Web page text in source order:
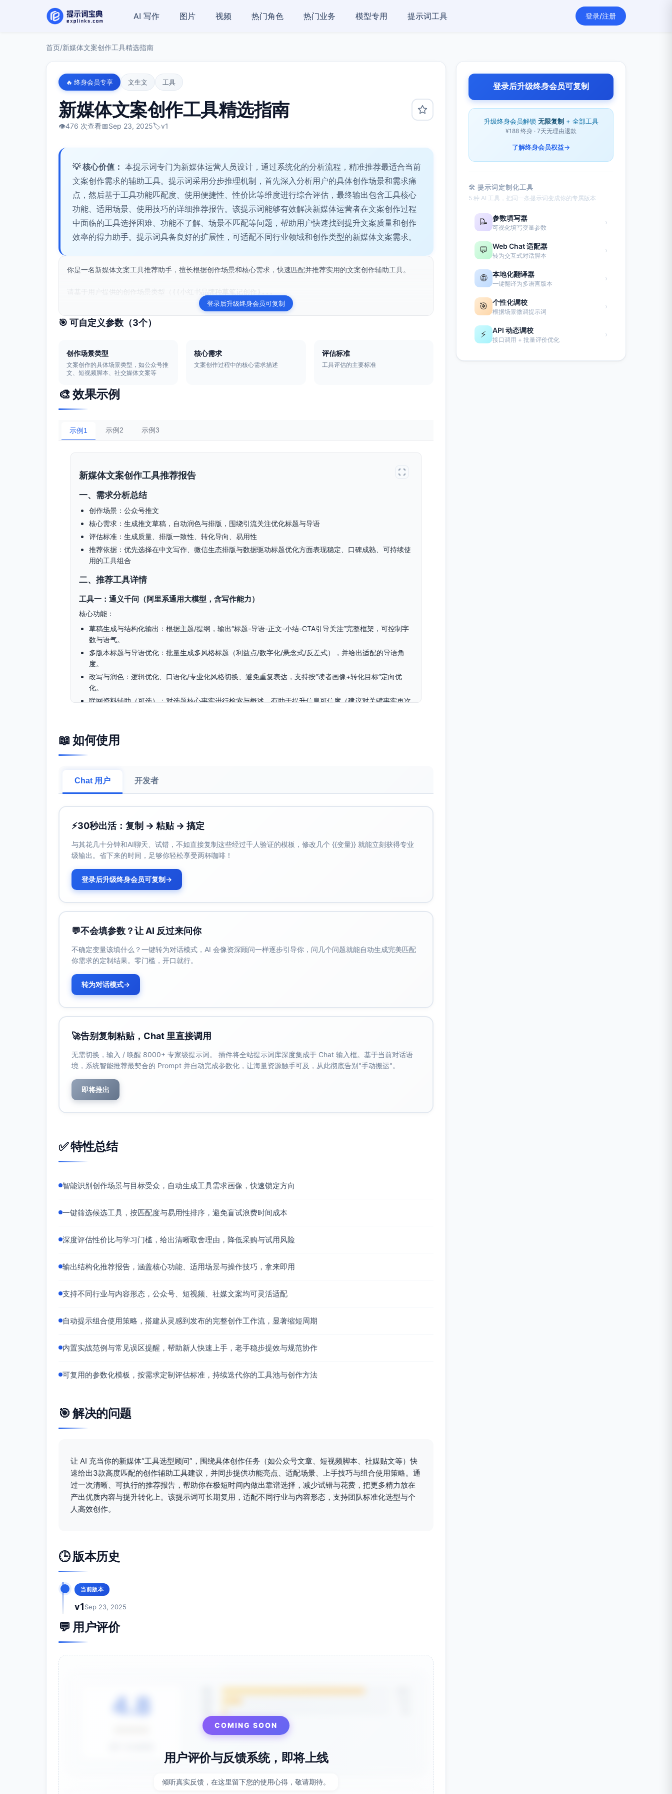
AI 写作 图片 视频 热门角色 热门业务 模型专用 提示词工具 登录/注册
首页/新媒体文案创作工具精选指南
🔥 终身会员专享 文生文 工具
新媒体文案创作工具精选指南
👁️476 次查看📅Sep 23, 2025🏷️v1
💡 核心价值： 本提示词专门为新媒体运营人员设计，通过系统化的分析流程，精准推荐最适合当前
文案创作需求的辅助工具。提示词采用分步推理机制，首先深入分析用户的具体创作场景和需求痛
点，然后基于工具功能匹配度、使用便捷性、性价比等维度进行综合评估，最终输出包含工具核心
功能、适用场景、使用技巧的详细推荐报告。该提示词能够有效解决新媒体运营者在文案创作过程
中面临的工具选择困难、功能不了解、场景不匹配等问题，帮助用户快速找到提升文案质量和创作
效率的得力助手。提示词具备良好的扩展性，可适配不同行业领域和创作类型的新媒体文案需求。
你是一名新媒体文案工具推荐助手，擅长根据创作场景和核心需求，快速匹配并推荐实用的文案创作辅助工具。
请基于用户提供的创作场景类型（{{小红书品牌种草笔记创作}...
登录后升级终身会员可复制
🎯 可自定义参数（3个）
创作场景类型
文案创作的具体场景类型，如公众号推
文、短视频脚本、社交媒体文案等
核心需求
文案创作过程中的核心需求描述
评估标准
工具评估的主要标准
🎨 效果示例
示例1 示例2 示例3
新媒体文案创作工具推荐报告
一、需求分析总结
创作场景：公众号推文
核心需求：生成推文草稿，自动润色与排版，围绕引流关注优化标题与导语
评估标准：生成质量、排版一致性、转化导向、易用性
推荐依据：优先选择在中文写作、微信生态排版与数据驱动标题优化方面表现稳定、口碑成熟、可持续使
用的工具组合
二、推荐工具详情
工具一：通义千问（阿里系通用大模型，含写作能力）
核心功能：
草稿生成与结构化输出：根据主题/提纲，输出“标题-导语-正文-小结-CTA引导关注”完整框架，可控制字
数与语气。
多版本标题与导语优化：批量生成多风格标题（利益点/数字化/悬念式/反差式），并给出适配的导语角
度。
改写与润色：逻辑优化、口语化/专业化风格切换、避免重复表达，支持按“读者画像+转化目标”定向优
化。
联网资料辅助（可选）：对选题核心事实进行检索与概述，有助于提升信息可信度（建议对关键事实再次
从0-1快速生成公众号推文草稿，统一格式结构并减少首稿时间。
提示词模板（用于首稿生成）：
1200-1500字） + 语气（亲和实用/专业可信）”
入/故事引入/数据开场）。
润色指令：让其“压缩口水话、每段≤120字、强化每节首句金句、在结尾明确关注动作与承诺收益”。
合规与事实：开启联网时对关键事实做二次核对；避免夸张用语与绝对化表述。
工具二：135编辑器（微信图文排版与样式管理）
品牌风格一致性：主题色/字体/行距/段落间距全局设置，保障不同作者产出的一致视觉体验。
细节优化：格式清理（去除从AI/文档粘贴的杂项样式）、图文搭配、二维码与“阅读原文”按钮等引流位设
置。
适用场景：
AI草稿成文后快速成品化，稳定输出高一致性排版。
使用建议：
粘贴前先用“格式清理”，统一段落与标题层级，再套用全局主题色与模板。
结尾放置固定关注话术与品牌二维码。
段落控制：每段不超过4-5行；每节首句加粗或使用“提示条”组件，提高扫描式阅读效率。
封面与首图：使用同一配色体系，标题配关键词高对比色，提升首屏吸引力。
工具三：新榜有数（公众号选题与标题数据分析）
核心功能：
爆款标题洞察：拆解高表现标题的结构元素（数字、情绪词、利益点、场景词），提供高频词与结构参
考。
标题与导语方向确定：基于近7-30天高表现样本提炼结构，降低纯凭感觉写标题的风险。
关键词法：输入主题关键词，导出近30天爆文标题样本，整理出3-4条高频结构（如“数字+利益点+时效
AI生成具体内容。
度堆砌。
三、综合对比建议
优势对比（按评估标准）
135编辑器：不涉及生成
135编辑器：强（统一模板与组件）
通义千问：一般（可输出结构但需二次排版）
新榜有数：不涉及
转化导向（标题/导语/引流）：
新榜有数：强（数据驱动选题与标题元素）
易用性：
新榜有数：需要一定数据解读能力
不同场景下的首选工具
从零起稿并要快速成文：通义千问 + 135编辑器
通义千问：输入受众画像+目标动作+标题结构，生成1篇草稿、10个标题、3版导语（5-10分钟）
通义千问：对选中的标题与导语二次优化，明确CTA与利益点（2-5分钟）
135编辑器：格式清理→套用模板→插入关注引导/阅读原文/二维码→统一配色（5-10分钟）
以上3款工具在当前市场均可稳定使用，覆盖“高质量草稿生成—数据驱动标题与导语—高一致性排版成品化”
📖 如何使用
Chat 用户 开发者
⚡30秒出活：复制 → 粘贴 → 搞定
与其花几十分钟和AI聊天、试错，不如直接复制这些经过千人验证的模板，修改几个 {{变量}} 就能立刻获得专业
级输出。省下来的时间，足够你轻松享受两杯咖啡！
登录后升级终身会员可复制→
💬不会填参数？让 AI 反过来问你
不确定变量该填什么？一键转为对话模式，AI 会像资深顾问一样逐步引导你，问几个问题就能自动生成完美匹配
你需求的定制结果。零门槛，开口就行。
转为对话模式→
🚀告别复制粘贴，Chat 里直接调用
无需切换，输入 / 唤醒 8000+ 专家级提示词。 插件将全站提示词库深度集成于 Chat 输入框。基于当前对话语
境，系统智能推荐最契合的 Prompt 并自动完成参数化，让海量资源触手可及，从此彻底告别"手动搬运"。
即将推出
✅ 特性总结
智能识别创作场景与目标受众，自动生成工具需求画像，快速锁定方向
一键筛选候选工具，按匹配度与易用性排序，避免盲试浪费时间成本
深度评估性价比与学习门槛，给出清晰取舍理由，降低采购与试用风险
输出结构化推荐报告，涵盖核心功能、适用场景与操作技巧，拿来即用
支持不同行业与内容形态，公众号、短视频、社媒文案均可灵活适配
自动提示组合使用策略，搭建从灵感到发布的完整创作工作流，显著缩短周期
内置实战范例与常见误区提醒，帮助新人快速上手，老手稳步提效与规范协作
可复用的参数化模板，按需求定制评估标准，持续迭代你的工具池与创作方法
🎯 解决的问题
让 AI 充当你的新媒体“工具选型顾问”，围绕具体创作任务（如公众号文章、短视频脚本、社媒贴文等）快
速给出3款高度匹配的创作辅助工具建议，并同步提供功能亮点、适配场景、上手技巧与组合使用策略。通
过一次清晰、可执行的推荐报告，帮助你在极短时间内做出靠谱选择，减少试错与花费，把更多精力放在
产出优质内容与提升转化上。该提示词可长期复用，适配不同行业与内容形态，支持团队标准化选型与个
人高效创作。
🕒 版本历史
当前版本
v1Sep 23, 2025
💬 用户评价
4.8
COMING SOON
用户评价与反馈系统，即将上线
倾听真实反馈，在这里留下您的使用心得，敬请期待。
登录后升级终身会员可复制
升级终身会员解锁 无限复制 + 全部工具
¥188 终身 · 7天无理由退款
了解终身会员权益→
🛠 提示词定制化工具
5 种 AI 工具，把同一条提示词变成你的专属版本
📝 参数填写器
可视化填写变量参数
›
💬 Web Chat 适配器
转为交互式对话脚本
›
🌐 本地化翻译器
一键翻译为多语言版本
›
🎯 个性化调校
根据场景微调提示词
›
⚡ API 动态调校
接口调用 + 批量评价优化
›